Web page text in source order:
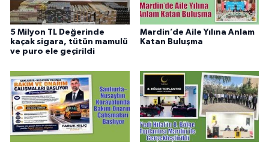
5 Milyon TL Değerinde
kaçak sigara, tütün mamulü
ve puro ele geçirildi
Mardin’de Aile Yılına Anlam
Katan Buluşma